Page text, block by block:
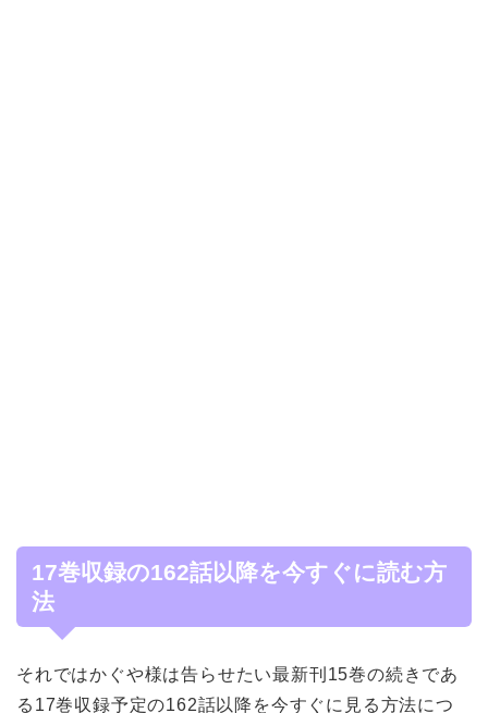
17巻収録の162話以降を今すぐに読む方
法
それではかぐや様は告らせたい最新刊15巻の続きであ
る17巻収録予定の162話以降を今すぐに見る方法につ